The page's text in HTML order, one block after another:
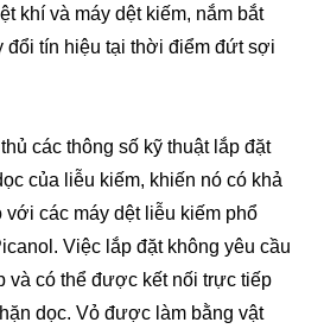
khí và máy dệt kiếm, nắm bắt
đổi tín hiệu tại thời điểm đứt sợi
các thông số kỹ thuật lắp đặt
của liễu kiếm, khiến nó có khả
các máy dệt liễu kiếm phổ
Việc lắp đặt không yêu cầu
và có thể được kết nối trực tiếp
dọc. Vỏ được làm bằng vật